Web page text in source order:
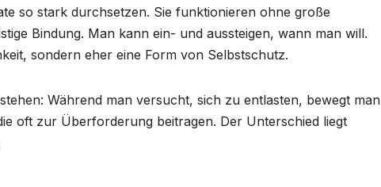
so stark durchsetzen. Sie funktionieren ohne große
Bindung. Man kann ein- und aussteigen, wann man will.
sondern eher eine Form von Selbstschutz.
Während man versucht, sich zu entlasten, bewegt man
oft zur Überforderung beitragen. Der Unterschied liegt